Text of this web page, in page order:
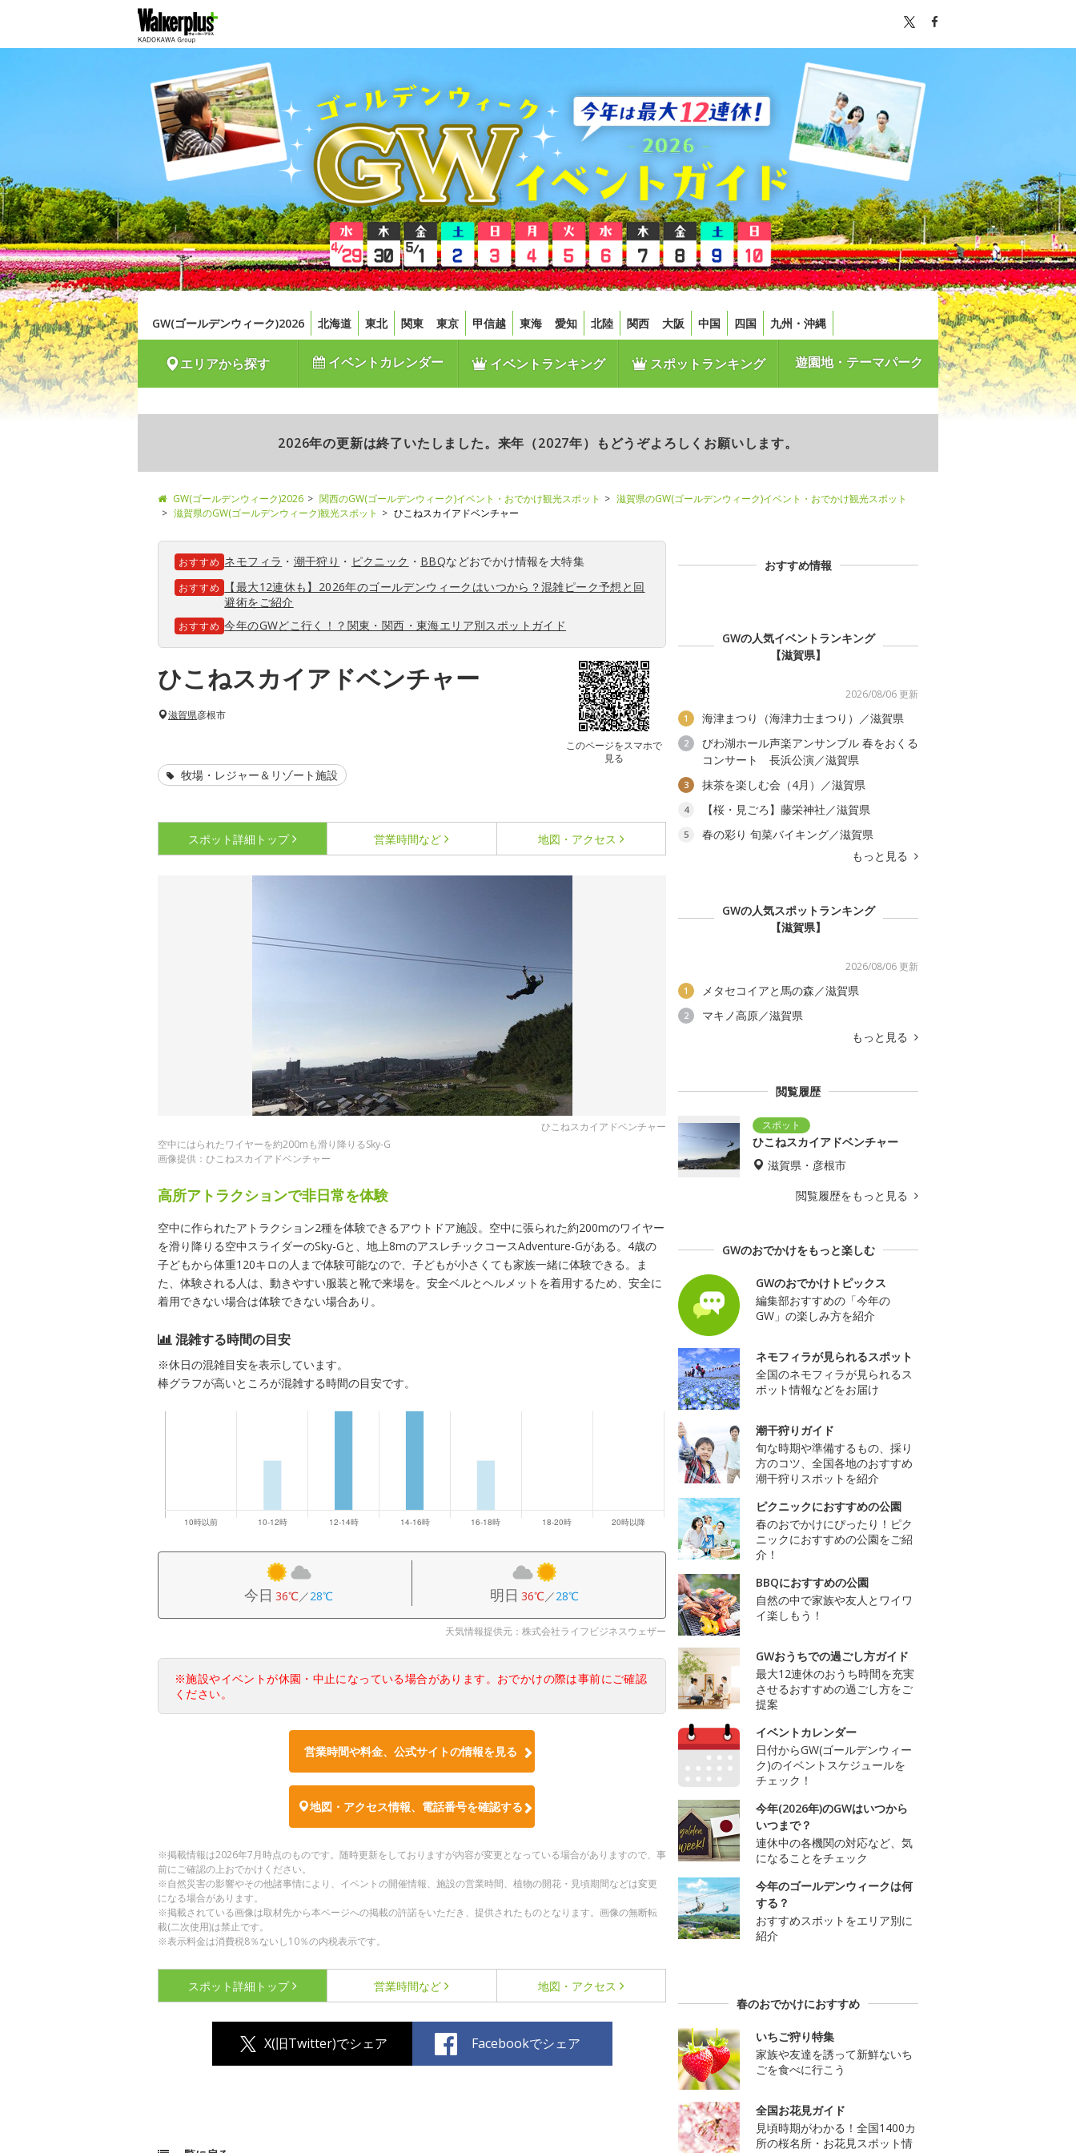
GW(ゴールデンウィーク)2026 北海道 東北 関東 東京 甲信越 東海 愛知 北陸 関西 大阪 中国 四国 九州・沖縄
エリアから探す イベントカレンダー イベントランキング スポットランキング 遊園地・テーマパーク
2026年の更新は終了いたしました。来年（2027年）もどうぞよろしくお願いします。
GW(ゴールデンウィーク)2026 関西のGW(ゴールデンウィーク)イベント・おでかけ観光スポット
滋賀県のGW(ゴールデンウィーク)イベント・おでかけ観光スポット
滋賀県のGW(ゴールデンウィーク)観光スポット
ひこねスカイアドベンチャー
おすすめ ネモフィラ ・ 潮干狩り ・ ピクニック ・ BBQなどおでかけ情報を大特集
おすすめ
【最大12連休も】2026年のゴールデンウィークはいつから？混雑ピーク予想と回
避術をご紹介
おすすめ 今年のGWどこ行く！？関東・関西・東海エリア別スポットガイド
ひこねスカイアドベンチャー
このページをスマホで
見る
滋賀県彦根市
牧場・レジャー＆リゾート施設
スポット詳細 トップ 営業時間など 地図・アクセス
ひこねスカイアドベンチャー
空中にはられたワイヤーを約200mも滑り降りるSky-G
画像提供：ひこねスカイアドベンチャー
高所アトラクションで非日常を体験
空中に作られたアトラクション2種を体験できるアウトドア施設。空中に張られた約200mのワイヤー
を滑り降りる空中スライダーのSky-Gと、地上8mのアスレチックコースAdventure-Gがある。4歳の
子どもから体重120キロの人まで体験可能なので、子どもが小さくても家族一緒に体験できる。ま
た、体験される人は、動きやすい服装と靴で来場を。安全ベルとヘルメットを着用するため、安全に
着用できない場合は体験できない場合あり。
混雑する時間の目安
※休日の混雑目安を表示しています。
棒グラフが高いところが混雑する時間の目安です。
今日 36℃／28℃ 明日 36℃／28℃
天気情報提供元：株式会社ライフビジネスウェザー
※施設やイベントが休園・中止になっている場合があります。おでかけの際は事前にご確認
ください。
営業時間や料金、公式サイトの情報を見る
地図・アクセス情報、電話番号を確認する
※掲載情報は2026年7月時点のものです。随時更新をしておりますが内容が変更となっている場合がありますので、事
前にご確認の上おでかけください。
※自然災害の影響やその他諸事情により、イベントの開催情報、施設の営業時間、植物の開花・見頃期間などは変更
になる場合があります。
※掲載されている画像は取材先から本ページへの掲載の許諾をいただき、提供されたものとなります。画像の無断転
載(二次使用)は禁止です。
※表示料金は消費税8％ないし10％の内税表示です。
スポット詳細 トップ 営業時間など 地図・アクセス
X(旧Twitter)でシェア Facebookでシェア
おすすめ情報
GWの人気イベントランキング
【滋賀県】
2026/08/06 更新
1 海津まつり（海津力士まつり）／滋賀県
2
びわ湖ホール声楽アンサンブル 春をおくる
コンサート 長浜公演／滋賀県
3 抹茶を楽しむ会（4月）／滋賀県
4 【桜・見ごろ】藤栄神社／滋賀県
5
春の彩り 旬菜バイキング／滋賀県
もっと見る
GWの人気スポットランキング
【滋賀県】
2026/08/06 更新
1 メタセコイアと馬の森／滋賀県
2
マキノ高原／滋賀県
もっと見る
閲覧履歴
ひこねスカイアドベンチャー
滋賀県・彦根市
閲覧履歴をもっと見る
GWのおでかけをもっと楽しむ
GWのおでかけトピックス
編集部おすすめの「今年の
GW」の楽しみ方を紹介
ネモフィラが見られるスポット
全国のネモフィラが見られるス
ポット情報などをお届け
潮干狩りガイド
旬な時期や準備するもの、採り
方のコツ、全国各地のおすすめ
潮干狩りスポットを紹介
ピクニックにおすすめの公園
春のおでかけにぴったり！ピク
ニックにおすすめの公園をご紹
介！
BBQにおすすめの公園
自然の中で家族や友人とワイワ
イ楽しもう！
GWおうちでの過ごし方ガイド
最大12連休のおうち時間を充実
させるおすすめの過ごし方をご
提案
イベントカレンダー
日付からGW(ゴールデンウィー
ク)のイベントスケジュールを
チェック！
今年(2026年)のGWはいつから
いつまで？
連休中の各機関の対応など、気
になることをチェック
今年のゴールデンウィークは何
する？
おすすめスポットをエリア別に
紹介
春のおでかけにおすすめ
いちご狩り特集
家族や友達を誘って新鮮ないち
ごを食べに行こう
全国お花見ガイド
見頃時期がわかる！全国1400カ
所の桜名所・お花見スポット情